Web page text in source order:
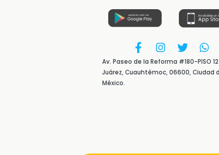
Av. Paseo de la Reforma #180-PISO 12
Juárez, Cuauhtémoc, 06600, Ciudad
México.